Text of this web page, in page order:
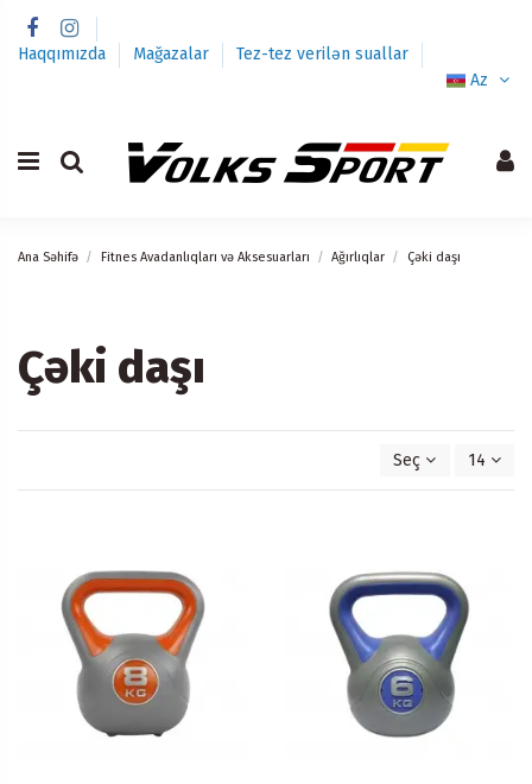
Haqqımızda Mağazalar
Tez-tez verilən suallar
Az
Ana Səhifə Fitnes Avadanlıqları və Aksesuarları Ağırlıqlar Çəki daşı
Çəki daşı
Seç 14